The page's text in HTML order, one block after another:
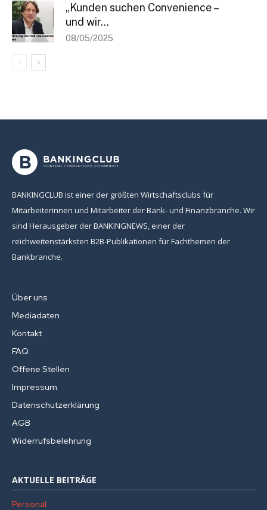
„Kunden suchen Convenience –
und wir...
08/05/2025
BANKINGCLUB ist einer der größten Wirtschaftsclubs für
Mitarbeiterinnen und Mitarbeiter der Bank- und Finanzbranche. Wir
sind Herausgeber der BANKINGNEWS, einer der
reichweitenstärksten B2B-Publikationen für Fachthemen der
Bankbranche.
Über uns
Mediadaten
Kontakt
FAQ
Offene Stellen
Impressum
Datenschutzerklärung
AGB
Widerrufsbelehrung
AKTUELLE BEITRÄGE
Personal